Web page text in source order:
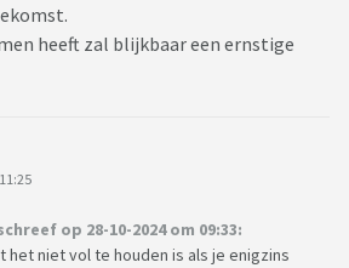
heeft zal blijkbaar een ernstige
op 28-10-2024 om 09:33:
het niet vol te houden is als je enigzins